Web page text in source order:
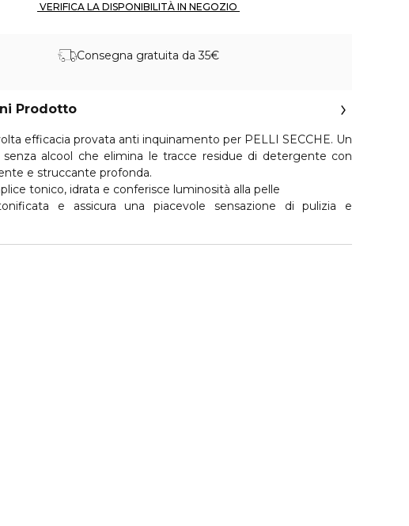
Consegna gratuita da 35€
Prodotto
efficacia provata anti inquinamento per PELLI SECCHE. Un
alcool che elimina le tracce residue di detergente con
e struccante profonda.
tonico, idrata e conferisce luminosità alla pelle
e assicura una piacevole sensazione di pulizia e